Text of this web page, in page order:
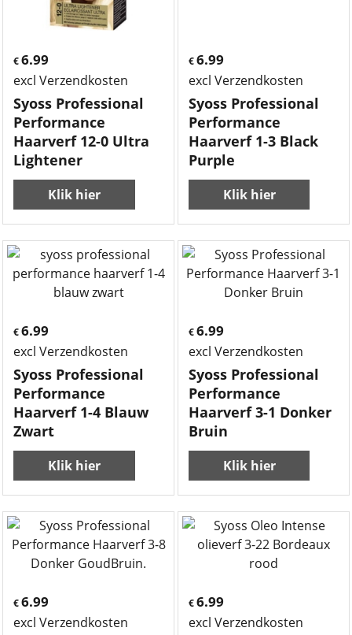
€ 6.99
excl Verzendkosten
Syoss Professional
Performance
Haarverf 12-0 Ultra
Lightener
Klik hier
€6.99
excl Verzendkosten
Syoss Professional
Performance
Haarverf 1-3 Black
Purple
Klik hier
€ 6.99
excl Verzendkosten
Syoss Professional
Performance
Haarverf 1-4 Blauw
Zwart
Klik hier
€6.99
excl Verzendkosten
Syoss Professional
Performance
Haarverf 3-1 Donker
Bruin
Klik hier
€ 6.99
excl Verzendkosten
€6.99
excl Verzendkosten